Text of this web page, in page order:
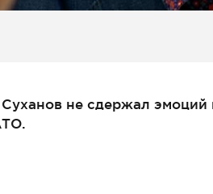
не сдержал